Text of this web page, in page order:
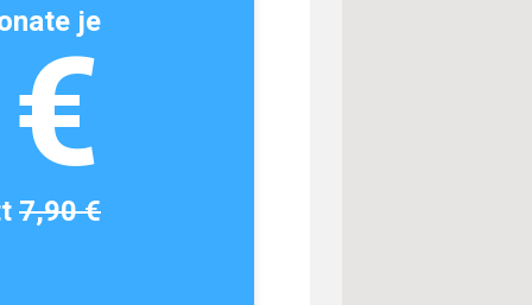
je
7,90 €